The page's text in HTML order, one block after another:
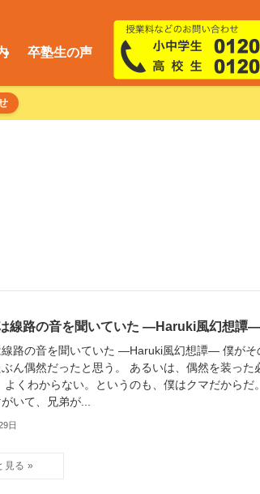
卒塾生の声
線路の音を聞いていた ―Haruki風幻想譚
線路の音を聞いていた ―Haruki風幻想譚― 僕がそ
ん偶然だったと思う。 あるいは、偶然を装った
よくわからない。というのも、僕はクマだからだ
いて、兄弟が...
日